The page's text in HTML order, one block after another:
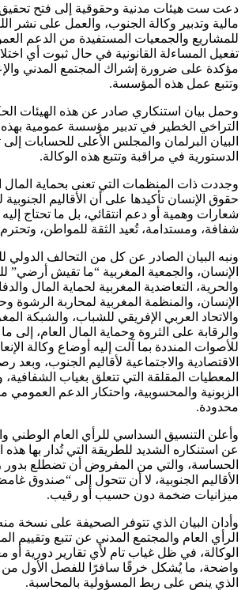
دعت ست هيئات مدنية وحقوقية إلى فتح
مالية وتدبير وكالة الجنوب، والعمل على نشر
للمشاريع والجمعيات المستفيدة من الدعم
تفعيل المساءلة القانونية في حال ثبوت أي
مؤكدة على ضرورة إشراك المجتمع المدني
وتتبع عمل هذه المؤسسة.
وحمل بيان استنكاري صادر عن هذه الهيئات
التراخي الخطير في تدبير مؤسسة عمومية بهذه
البيان البرلمان والمجلس الأعلى للحسابات
الدستورية في مراقبة وتتبع هذه الوكالة.
وجددت ذات المنظمات التي تعنى بحماية المال
حقوق الإنسان تأكيدها على أن الأقاليم الجنوبية
شعارات وهمية أو دعم انتقائي، بل ما تحتاج إليه
شفافة، ومستدامة، تُعيد الثقة للمواطن،
ونبه البيان الصادر عن كل من التحالف
الإنسان، والجمعية المغربية “ما تقيش أرضي”
والحرية، التعاضدية المغربية لحماية المال
الإنسان، والمنظمة المغربية لمحاربة الرشوة
والاتحاد العربي الإفريقي للشباب، والشبكة
والرقابة على الثروة وحماية المال العام، إلى
للأصوات المنددة بما آلت إليه أوضاع وكالة
الاقتصادية والاجتماعية لأقاليم الجنوب، وبعد
المعطيات المقلقة التي تتعلق بغياب
الزبونية والمحسوبية، واحتكار الدعم
محدودة.
وأعلن التنسيق السداسي للرأي العام الوطني
عن استنكاره الشديد للطريقة التي تُدار بها
الحساسة، والتي من المفروض أن تضطلع بدور
الأقاليم الجنوبية، لا أن تتحول إلى “صندوق
ميزانيات ضخمة دون حسيب أو رقيب.
وأدان البيان الذي تتوفر الصحيفة على نسخة
الرأي العام والمجتمع المدني عن تتبع وتقييم
الوكالة، في ظل غياب تام لأي تقارير دورية أو
واضحة، ما يُشكل خرقًا سافرًا للفصل الأول من
الذي ينص على ربط المسؤولية بالمحاسبة.